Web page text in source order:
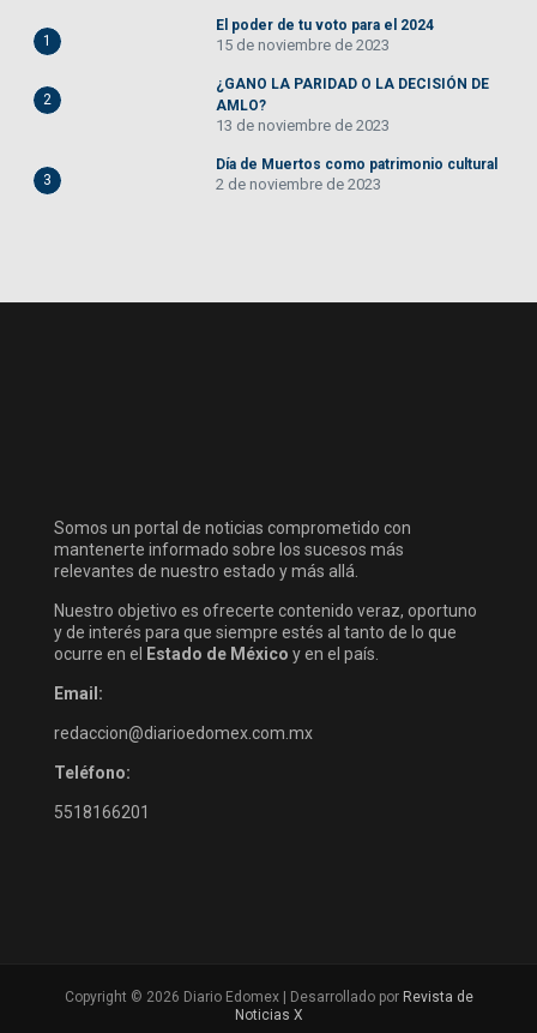
1
El poder de tu voto para el 2024
15 de noviembre de 2023
2
¿GANO LA PARIDAD O LA DECISIÓN DE
AMLO?
13 de noviembre de 2023
3
Día de Muertos como patrimonio cultural
2 de noviembre de 2023
Somos un portal de noticias comprometido con
mantenerte informado sobre los sucesos más
relevantes de nuestro estado y más allá.
Nuestro objetivo es ofrecerte contenido veraz, oportuno
y de interés para que siempre estés al tanto de lo que
ocurre en el
Estado de México y en el país.
Email:
redaccion@diarioedomex.com.mx
Teléfono:
5518166201
Copyright © 2026 Diario Edomex | Desarrollado por Revista de
Noticias X